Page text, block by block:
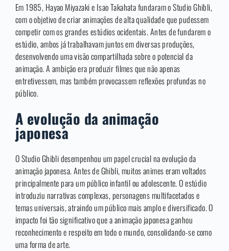
Em 1985, Hayao Miyazaki e Isao Takahata fundaram o Studio Ghibli,
com o objetivo de criar animações de alta qualidade que pudessem
competir com os grandes estúdios ocidentais. Antes de fundarem o
estúdio, ambos já trabalhavam juntos em diversas produções,
desenvolvendo uma visão compartilhada sobre o potencial da
animação. A ambição era produzir filmes que não apenas
entretivessem, mas também provocassem reflexões profundas no
público.
A evolução da animação
japonesa
O Studio Ghibli desempenhou um papel crucial na evolução da
animação japonesa. Antes de Ghibli, muitos animes eram voltados
principalmente para um público infantil ou adolescente. O estúdio
introduziu narrativas complexas, personagens multifacetados e
temas universais, atraindo um público mais amplo e diversificado. O
impacto foi tão significativo que a animação japonesa ganhou
reconhecimento e respeito em todo o mundo, consolidando-se como
uma forma de arte.